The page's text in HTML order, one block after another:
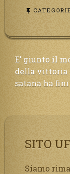
articoli
E’ giunto il
della vittoria
satana ha
SITO
Siamo